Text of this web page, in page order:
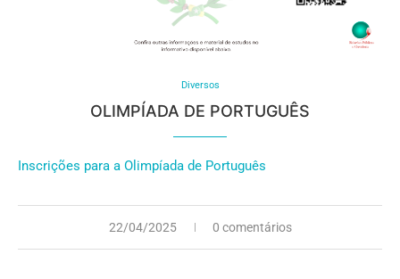
Diversos
OLIMPÍADA DE PORTUGUÊS
Inscrições para a Olimpíada de Português
22/04/2025 0 comentários